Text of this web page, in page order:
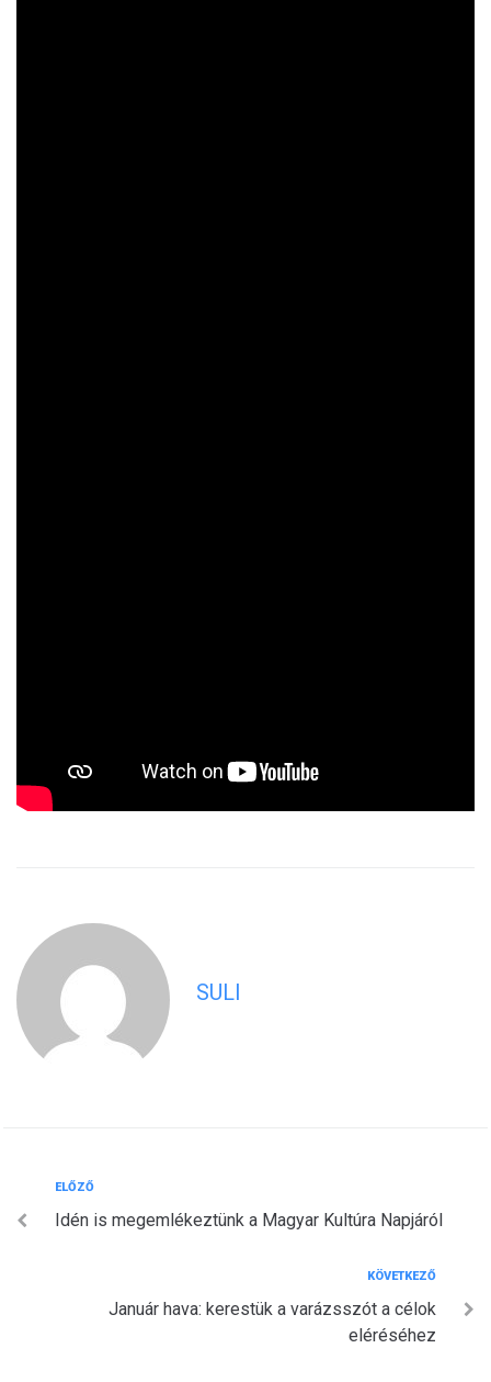
SULI
Bejegyzés
navigáció
Előző
ELŐZŐ
Idén is megemlékeztünk a Magyar Kultúra Napjáról
KÖVETKEZŐ
Január hava: kerestük a varázsszót a célok
eléréséhez